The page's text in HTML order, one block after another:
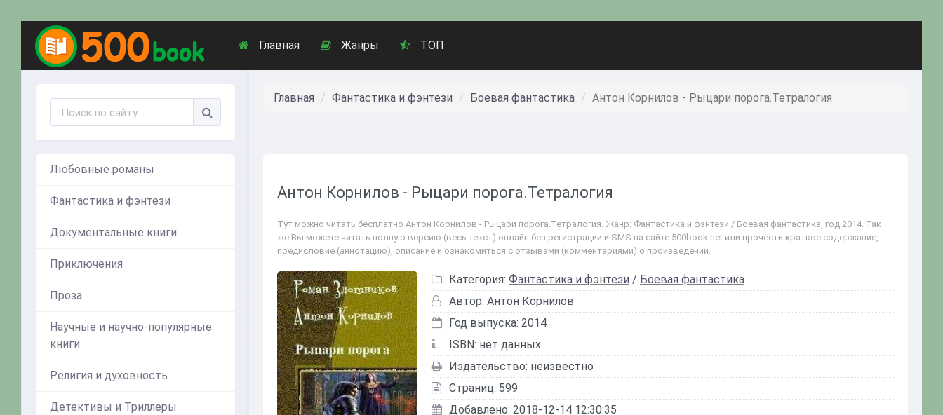
Главная Жанры ТОП
Любовные романы
Фантастика и фэнтези
Документальные книги
Приключения
Проза
Научные и научно-популярные
книги
Религия и духовность
Детективы и Триллеры
Главная Фантастика и фэнтези Боевая фантастика Антон Корнилов - Рыцари порога.Тетралогия
Антон Корнилов - Рыцари порога.Тетралогия
Тут можно читать бесплатно Антон Корнилов - Рыцари порога.Тетралогия. Жанр: Фантастика и фэнтези / Боевая фантастика, год 2014. Так
же Вы можете читать полную версию (весь текст) онлайн без регистрации и SMS на сайте 500book.net или прочесть краткое содержание,
предисловие (аннотацию), описание и ознакомиться с отзывами (комментариями) о произведении.
Категория: Фантастика и фэнтези / Боевая фантастика
Автор: Антон Корнилов
Год выпуска: 2014
ISBN: нет данных
Издательство: неизвестно
Страниц: 599
Добавлено: 2018-12-14 12:30:35